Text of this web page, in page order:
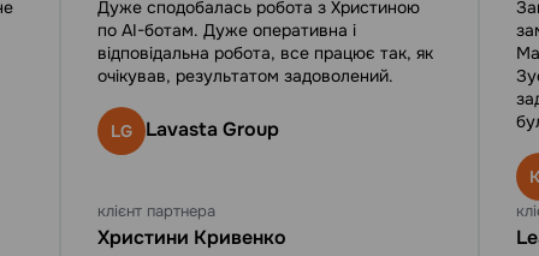
Дуже сподобалась робота з Христиною
по AI-ботам. Дуже оперативна і
відповідальна робота, все працює так, як
очікував, результатом задоволений.
LG Lavasta Group
клієнт партнера
Христини Кривенко